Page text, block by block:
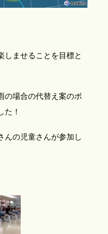
しませることを目標と
の場合の代替え案のボ
た！
んの児童さんが参加し